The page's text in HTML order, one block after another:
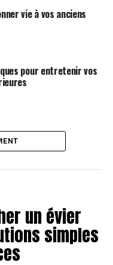
et Sculptures
Intelligent
et Bougies
de la décoration
vie à vos anciens
pour entretenir vos
un évier
simples